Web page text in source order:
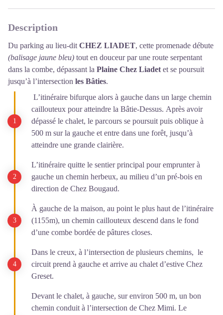
Description
Du parking au lieu-dit CHEZ LIADET, cette promenade débute
(balisage jaune bleu) tout en douceur par une route serpentant
dans la combe, dépassant la Plaine Chez Liadet et se poursuit
jusqu’à l’intersection les Bâties.
L’itinéraire bifurque alors à gauche dans un large chemin
caillouteux pour atteindre la Bâtie-Dessus. Après avoir
dépassé le chalet, le parcours se poursuit puis oblique à
500 m sur la gauche et entre dans une forêt jusqu’à
atteindre une grande clairière.
L’itinéraire quitte le sentier principal pour emprunter à
gauche un chemin herbeux, au milieu d’un pré-bois en
direction de Chez Bougaud.
À gauche de la maison, au point le plus haut de l’itinéraire
(1155m), un chemin caillouteux descend dans le fond
d’une combe bordée de pâtures closes.
Dans le creux, à l’intersection de plusieurs chemins, le
circuit prend à gauche et arrive au chalet d’estive Chez
Greset.
Devant le chalet, à gauche, sur environ 500 m, un bon
chemin conduit à l’intersection de Chez Mimi. Le